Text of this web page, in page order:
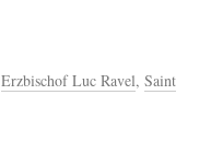
Erzbischof Luc Ravel, Saint